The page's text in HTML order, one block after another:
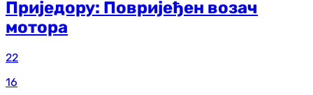
Приједору: Повријеђен возач
мотора
22
16